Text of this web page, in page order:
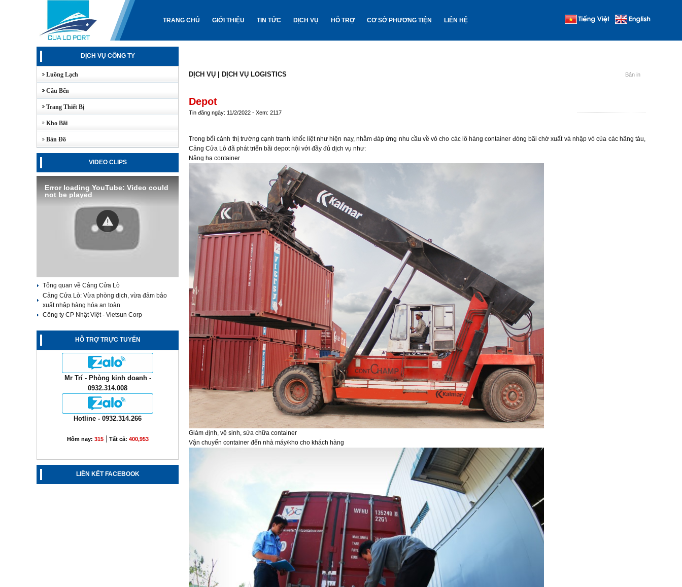
TRANG CHỦ GIỚI THIỆU TIN TỨC DỊCH VỤ HỖ TRỢ CƠ SỞ PHƯƠNG TIỆN LIÊN HỆ
DỊCH VỤ CÔNG TY
Luồng Lạch
Cầu Bến
Trang Thiết Bị
Kho Bãi
Bản Đồ
VIDEO CLIPS
Error loading YouTube: Video could
not be played
Tổng quan về Cảng Cửa Lò
Cảng Cửa Lò: Vừa phòng dịch, vừa đảm bảo
xuất nhập hàng hóa an toàn
Công ty CP Nhật Việt - Vietsun Corp
HỖ TRỢ TRỰC TUYẾN
Mr Trí - Phòng kinh doanh -
0932.314.008
Hotline - 0932.314.266
Hôm nay: 315| Tất cả: 400,953
LIÊN KẾT FACEBOOK
DỊCH VỤ DỊCH VỤ LOGISTICS Bản in
Depot
Tin đăng ngày: 11/2/2022 - Xem: 2117
Trong bối cảnh thị trường cạnh tranh khốc liệt như hiện nay, nhằm đáp ứng nhu cầu về vỏ cho các lô hàng container đóng bãi chờ xuất và nhập vỏ của các hãng tàu,
Cảng Cửa Lò đã phát triển bãi depot nội với đầy đủ dịch vụ như:
Nâng hạ container
Giám định, vệ sinh, sửa chữa container
Vận chuyển container đến nhà máy/kho cho khách hàng